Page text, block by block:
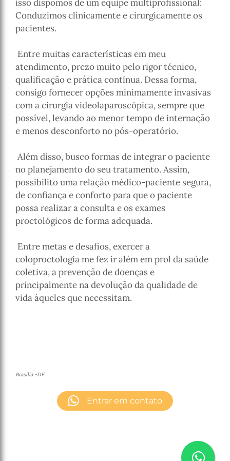
isso dispomos de um equipe multiprofissional:
Conduzimos clinicamente e cirurgicamente os
pacientes.
Entre muitas características em meu
atendimento, prezo muito pelo rigor técnico,
qualificação e prática contínua. Dessa forma,
consigo fornecer opções minimamente invasivas
com a cirurgia videolaparoscópica, sempre que
possível, levando ao menor tempo de internação
e menos desconforto no pós-operatório.
Além disso, busco formas de integrar o paciente
no planejamento do seu tratamento. Assim,
possibilito uma relação médico-paciente segura,
de confiança e conforto para que o paciente
possa realizar a consulta e os exames
proctológicos de forma adequada.
Entre metas e desafios, exercer a
coloproctologia me fez ir além em prol da saúde
coletiva, a prevenção de doenças e
principalmente na devolução da qualidade de
vida àqueles que necessitam.
Brasilia -DF
Entrar em contato